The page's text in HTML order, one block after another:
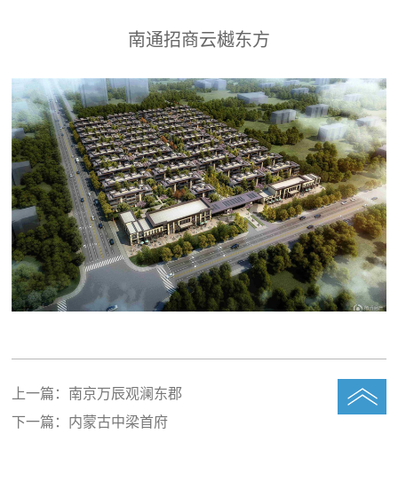
南通招商云樾东方
上一篇： 南京万辰观澜东郡
下一篇： 内蒙古中梁首府